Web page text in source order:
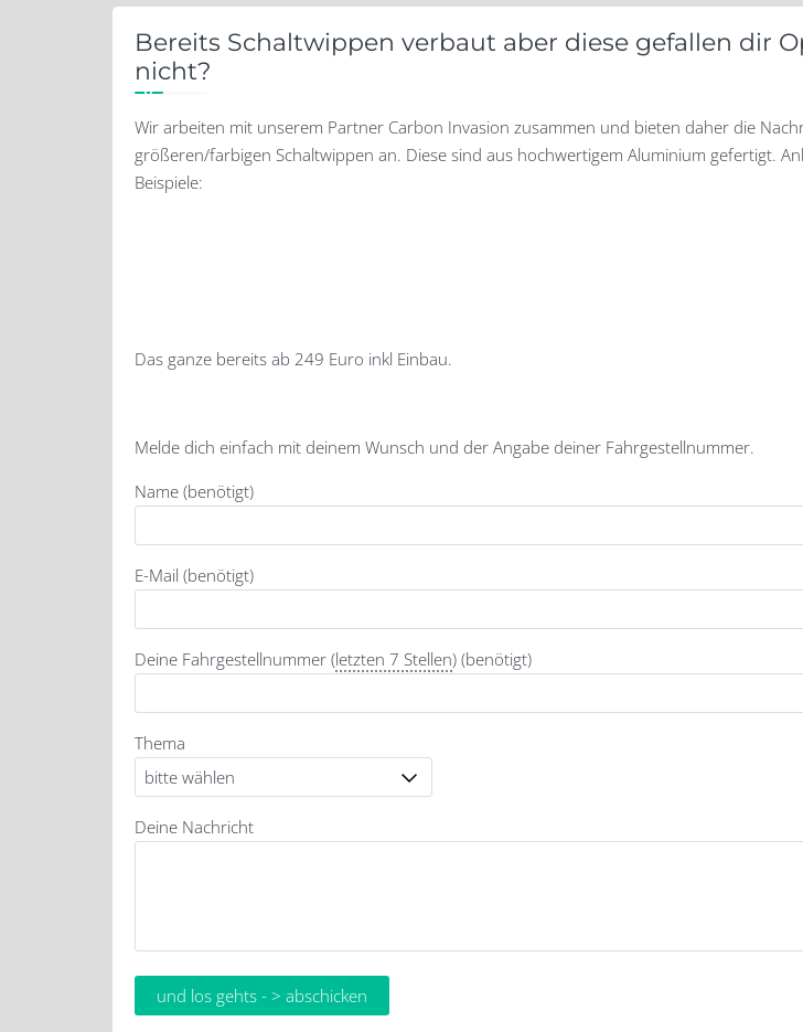
Bereits Schaltwippen verbaut aber diese gefallen dir
nicht?
Wir arbeiten mit unserem Partner Carbon Invasion zusammen und bieten daher die
größeren/farbigen Schaltwippen an. Diese sind aus hochwertigem Aluminium gefertigt.
Beispiele:
Das ganze bereits ab 249 Euro inkl Einbau.
Melde dich einfach mit deinem Wunsch und der Angabe deiner Fahrgestellnummer.
Name (benötigt)
E-Mail (benötigt)
Deine Fahrgestellnummer (letzten 7 Stellen) (benötigt)
Thema
Deine Nachricht